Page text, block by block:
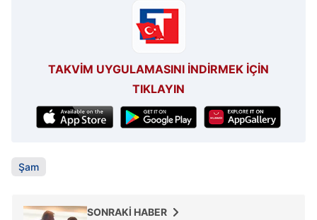
TAKVİM UYGULAMASINI İNDİRMEK İÇİN
TIKLAYIN
Şam
SONRAKİ HABER